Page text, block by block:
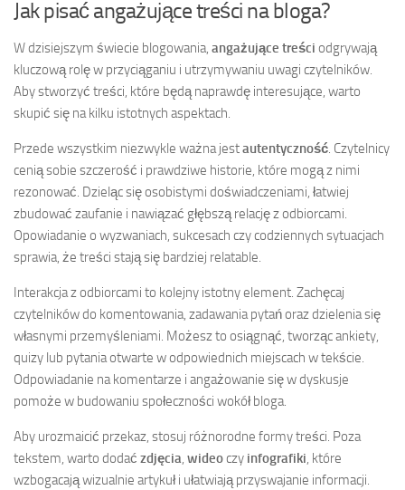
Jak pisać angażujące treści na bloga?
W dzisiejszym świecie blogowania, angażujące treści odgrywają
kluczową rolę w przyciąganiu i utrzymywaniu uwagi czytelników.
Aby stworzyć treści, które będą naprawdę interesujące, warto
skupić się na kilku istotnych aspektach.
Przede wszystkim niezwykle ważna jestautentyczność. Czytelnicy
cenią sobie szczerość i prawdziwe historie, które mogą z nimi
rezonować. Dzieląc się osobistymi doświadczeniami, łatwiej
zbudować zaufanie i nawiązać głębszą relację z odbiorcami.
Opowiadanie o wyzwaniach, sukcesach czy codziennych sytuacjach
sprawia, że treści stają się bardziej relatable.
Interakcja z odbiorcami to kolejny istotny element. Zachęcaj
czytelników do komentowania, zadawania pytań oraz dzielenia się
własnymi przemyśleniami. Możesz to osiągnąć, tworząc ankiety,
quizy lub pytania otwarte w odpowiednich miejscach w tekście.
Odpowiadanie na komentarze i angażowanie się w dyskusje
pomoże w budowaniu społeczności wokół bloga.
Aby urozmaicić przekaz, stosuj różnorodne formy treści. Poza
tekstem, warto dodać zdjęcia, wideoczy infografiki, które
wzbogacają wizualnie artykuł i ułatwiają przyswajanie informacji.